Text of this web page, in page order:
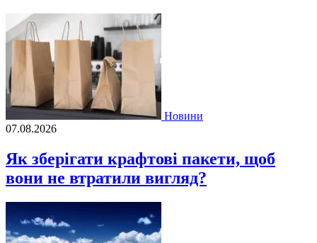
Новини
07.08.2026
Як зберігати крафтові пакети, щоб
вони не втратили вигляд?